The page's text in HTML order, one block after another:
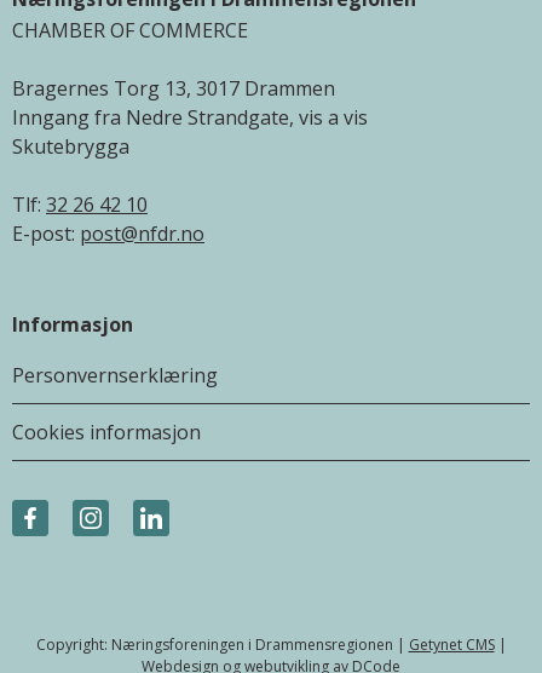
CHAMBER OF COMMERCE
Bragernes Torg 13, 3017 Drammen
Inngang fra Nedre Strandgate, vis a vis
Skutebrygga
Tlf: 32 26 42 10
E-post: post@nfdr.no
Informasjon
Personvernserklæring
Cookies informasjon
Copyright: Næringsforeningen i Drammensregionen | Getynet CMS|
Webdesign og webutvikling av DCode